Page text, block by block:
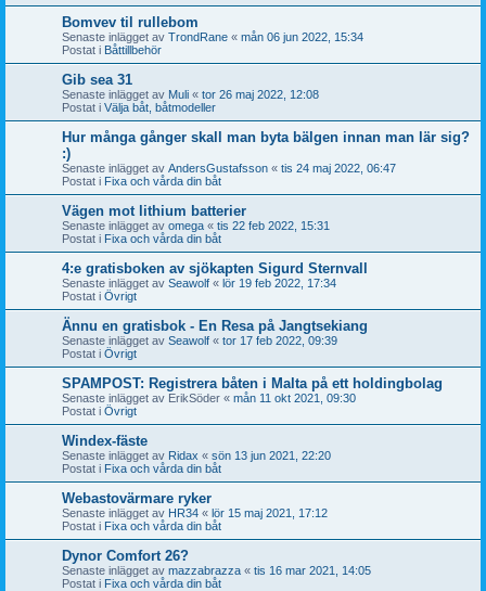
Bomvev til rullebom
Senaste inlägget av TrondRane « mån 06 jun 2022, 15:34
Postat i Båttillbehör
Gib sea 31
Senaste inlägget av Muli « tor 26 maj 2022, 12:08
Postat i Välja båt, båtmodeller
Hur många gånger skall man byta bälgen innan man lär sig?
:)
Senaste inlägget av AndersGustafsson « tis 24 maj 2022, 06:47
Postat i Fixa och vårda din båt
Vägen mot lithium batterier
Senaste inlägget av omega « tis 22 feb 2022, 15:31
Postat i Fixa och vårda din båt
4:e gratisboken av sjökapten Sigurd Sternvall
Senaste inlägget av Seawolf « lör 19 feb 2022, 17:34
Postat i Övrigt
Ännu en gratisbok - En Resa på Jangtsekiang
Senaste inlägget av Seawolf « tor 17 feb 2022, 09:39
Postat i Övrigt
SPAMPOST: Registrera båten i Malta på ett holdingbolag
Senaste inlägget av ErikSöder « mån 11 okt 2021, 09:30
Postat i Övrigt
Windex-fäste
Senaste inlägget av Ridax « sön 13 jun 2021, 22:20
Postat i Fixa och vårda din båt
Webastovärmare ryker
Senaste inlägget av HR34 « lör 15 maj 2021, 17:12
Postat i Fixa och vårda din båt
Dynor Comfort 26?
Senaste inlägget av mazzabrazza « tis 16 mar 2021, 14:05
Postat i Fixa och vårda din båt